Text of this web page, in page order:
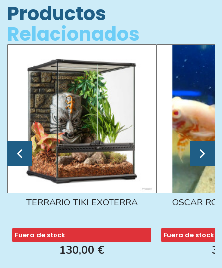
Productos
Relacionados
TERRARIO TIKI EXOTERRA
Fuera de stock
130,00 €
OSCAR
Fuera de stock